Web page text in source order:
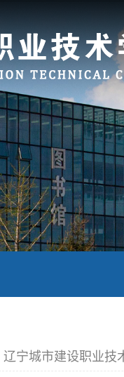
辽宁城市建设职业技